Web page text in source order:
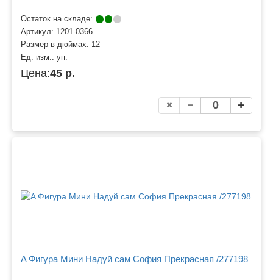
Остаток на складе:
Артикул: 1201-0366
Размер в дюймах: 12
Ед. изм.: уп.
Цена:45 р.
A Фигура Мини Надуй сам София Прекрасная /277198